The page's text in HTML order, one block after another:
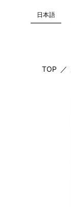
日本語
TOP ／